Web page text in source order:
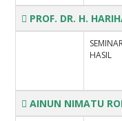
PROF. DR. H.
HASIL
AINUN NIMATU